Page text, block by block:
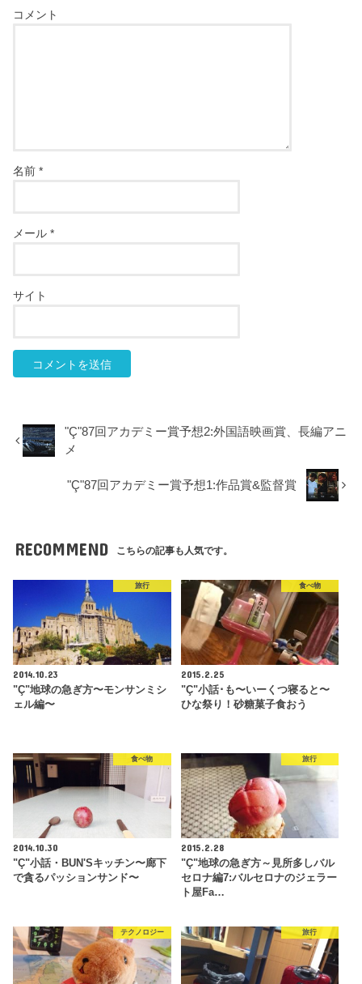
コメント
名前*
メール*
サイト
"Ç"87回アカデミー賞予想2:外国語映画賞、長編アニ
メ
"Ç"87回アカデミー賞予想1:作品賞&監督賞
RECOMMEND こちらの記事も人気です。
旅行
2014.10.23
"Ç"地球の急ぎ方〜モンサンミシ
ェル編〜
食べ物
2015.2.25
"Ç"小話･も〜いーくつ寝ると〜
ひな祭り！砂糖菓子食おう
食べ物
2014.10.30
"Ç"小話・BUN'Sキッチン〜廊下
で貪るパッションサンド〜
旅行
2015.2.28
"Ç"地球の急ぎ方～見所多しバル
セロナ編7:バルセロナのジェラー
ト屋Fa…
テクノロジー 旅行